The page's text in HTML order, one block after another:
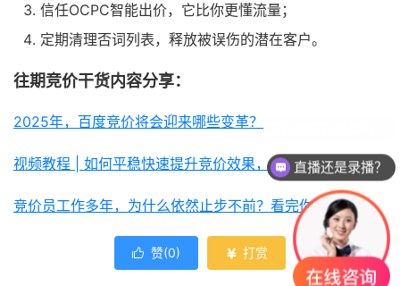
信任OCPC智能出价，它比你更懂流量；
定期清理否词列表，释放被误伤的潜在客户。
往期竞价干货内容分享：
2025年，百度竞价将会迎来哪些变革？
视频教程 | 如何平稳快速提升竞价效果，免费领取！
竞价员工作多年，为什么依然止步不前？看完你就懂了！
 赞(0)  打赏
直播还是录播？